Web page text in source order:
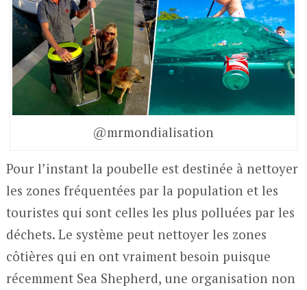
@mrmondialisation
Pour l’instant la poubelle est destinée à nettoyer
les zones fréquentées par la population et les
touristes qui sont celles les plus polluées par les
déchets. Le système peut nettoyer les zones
côtières qui en ont vraiment besoin puisque
récemment Sea Shepherd, une organisation non